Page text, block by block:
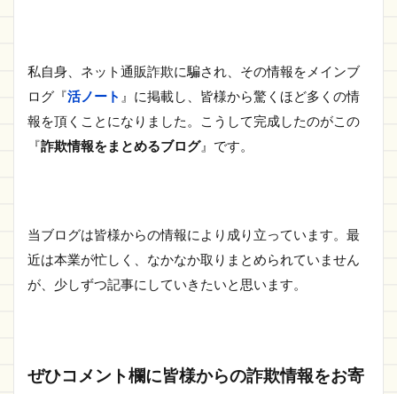
私自身、ネット通販詐欺に騙され、その情報をメインブ
ログ『活ノート 』に掲載し、皆様から驚くほど多くの情
報を頂くことになりました。こうして完成したのがこの
『詐欺情報をまとめるブログ』です。
当ブログは皆様からの情報により成り立っています。最
近は本業が忙しく、なかなか取りまとめられていません
が、少しずつ記事にしていきたいと思います。
ぜひコメント欄に皆様からの詐欺情報をお寄